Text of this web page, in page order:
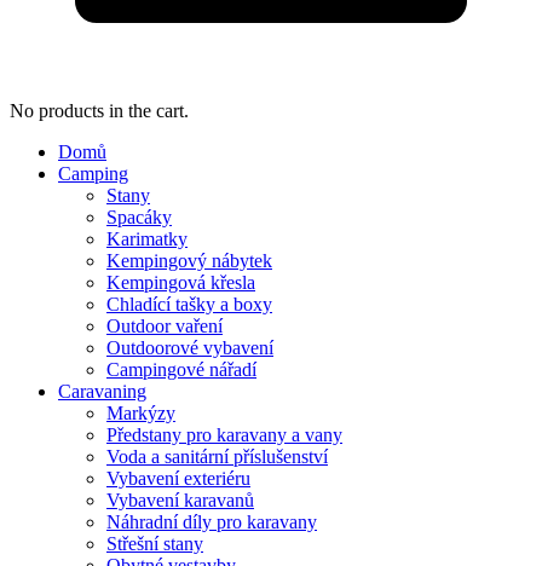
No products in the cart.
Domů
Camping
Stany
Spacáky
Karimatky
Kempingový nábytek
Kempingová křesla
Chladící tašky a boxy
Outdoor vaření
Outdoorové vybavení
Campingové nářadí
Caravaning
Markýzy
Předstany pro karavany a vany
Voda a sanitární příslušenství
Vybavení exteriéru
Vybavení karavanů
Náhradní díly pro karavany
Střešní stany